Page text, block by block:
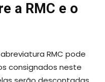
a RMC e o
RMC pode
consignados neste